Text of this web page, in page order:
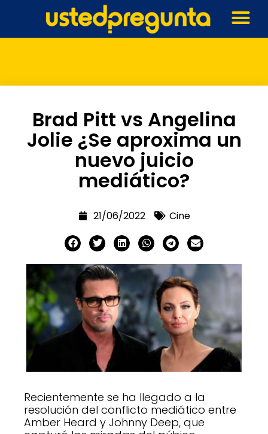
Brad Pitt vs Angelina
Jolie ¿Se aproxima un
nuevo juicio
mediático?
21/06/2022 Cine
Recientemente se ha llegado a la
resolución del conflicto mediático entre
Amber Heard y Johnny Deep, que